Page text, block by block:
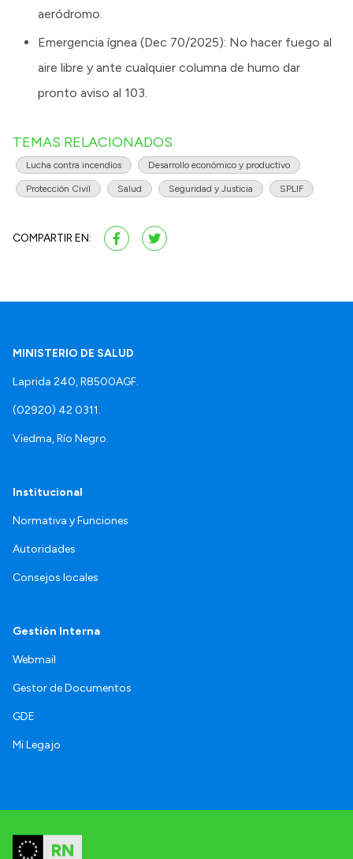
aeródromo.
Emergencia ígnea (Dec 70/2025): No hacer fuego al
aire libre y ante cualquier columna de humo dar
pronto aviso al 103.
TEMAS RELACIONADOS
Lucha contra incendios Desarrollo económico y productivo
Protección Civil Salud Seguridad y Justicia SPLIF
COMPARTIR EN:
MINISTERIO DE SALUD
Laprida 240, R8500AGF.
(02920) 42 0311.
Viedma, Río Negro.
Institucional
Normativa y Funciones
Autoridades
Consejos locales
Gestión Interna
Webmail
Gestor de Documentos
GDE
Mi Legajo